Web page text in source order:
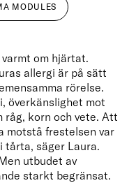
MODULES
om hjärtat.
allergi är på sätt
rörelse.
överkänslighet mot
råg, korn och vete. Att
motstå frestelsen var
tårta, säger Laura.
utbudet av
starkt begränsat.